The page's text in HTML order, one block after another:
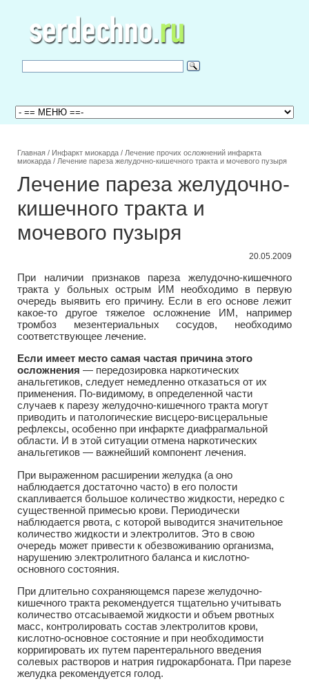
Главная / Инфаркт миокарда / Лечение прочих осложнений инфаркта
миокарда / Лечение пареза желудочно-кишечного тракта и мочевого пузыря
Лечение пареза желудочно-
кишечного тракта и
мочевого пузыря
20.05.2009
При наличии признаков пареза желудочно-кишечного
тракта у больных острым ИМ необходимо в первую
очередь выявить его причину. Если в его основе лежит
какое-то другое тяжелое осложнение ИМ, например
тромбоз мезентериальных сосудов, необходимо
соответствующее лечение.
Если имеет место самая частая причина этого
осложнения — передозировка наркотических
анальгетиков, следует немедленно отказаться от их
применения. По-видимому, в определенной части
случаев к парезу желудочно-кишечного тракта могут
приводить и патологические висцеро-висцеральные
рефлексы, особенно при инфаркте диафрагмальной
области. И в этой ситуации отмена наркотических
анальгетиков — важнейший компонент лечения.
При выраженном расширении желудка (а оно
наблюдается достаточно часто) в его полости
скапливается большое количество жидкости, нередко с
существенной примесью крови. Периодически
наблюдается рвота, с которой выводится значительное
количество жидкости и электролитов. Это в свою
очередь может привести к обезвоживанию организма,
нарушению электролитного баланса и кислотно-
основного состояния.
При длительно сохраняющемся парезе желудочно-
кишечного тракта рекомендуется тщательно учитывать
количество отсасываемой жидкости и объем рвотных
масс, контролировать состав электролитов крови,
кислотно-основное состояние и при необходимости
корригировать их путем парентерального введения
солевых растворов и натрия гидрокарбоната. При парезе
желудка рекомендуется голод.